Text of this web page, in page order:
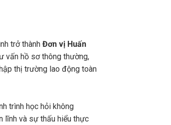
trở thành Đơn vị Huấn
vấn hồ sơ thông thường,
thị trường lao động toàn
trình học hỏi không
lĩnh và sự thấu hiểu thực